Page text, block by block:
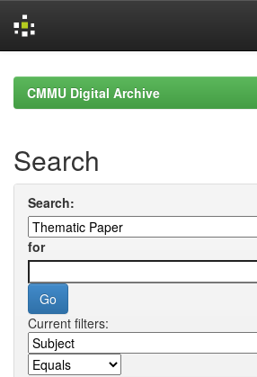
navigationCMMU Digital Archive
Search
Search:
for
Current filters: